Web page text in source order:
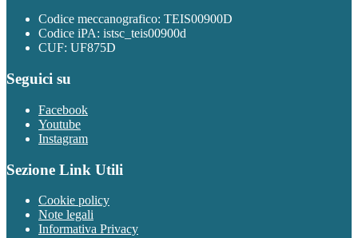
Codice meccanografico: TEIS00900D
Codice iPA: istsc_teis00900d
CUF: UF875D
Seguici su
Facebook
Youtube
Instagram
Sezione Link Utili
Cookie policy
Note legali
Informativa Privacy